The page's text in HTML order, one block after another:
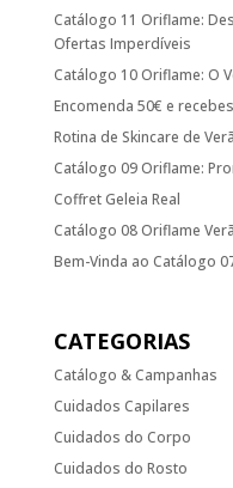
Catálogo 11 Oriflame:
Ofertas Imperdíveis
Catálogo 10 Oriflame: O
Encomenda 50€ e
Rotina de Skincare de
Catálogo 09 Oriflame:
Coffret Geleia Real
Catálogo 08 Oriflame
Bem-Vinda ao Catálogo
CATEGORIAS
Catálogo & Campanhas
Cuidados Capilares
Cuidados do Corpo
Cuidados do Rosto